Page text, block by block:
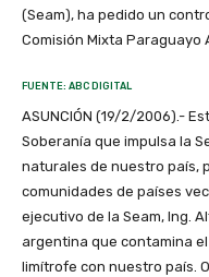
(Seam), ha pedido un
Comisión Mixta Paraguayo
FUENTE: ABC DIGITAL
ASUNCIÓN (19/2/2006).-
Soberanía que impulsa la
naturales de nuestro país,
comunidades de países
ejecutivo de la Seam, Ing.
argentina que contamina
limítrofe con nuestro país.